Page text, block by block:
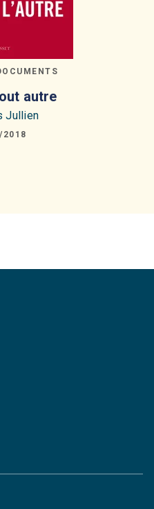
autre
Jullien
2018